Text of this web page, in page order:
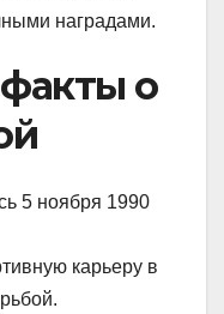
наградами.
о
5 ноября 1990
карьеру в